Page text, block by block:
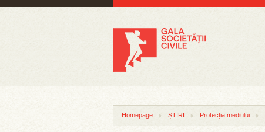
Homepage ȘTIRI Protecția mediului